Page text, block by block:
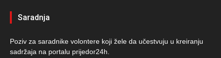
Saradnja
Poziv za saradnike volontere koji žele da učestvuju u kreiranju
sadržaja na portalu prijedor24h.